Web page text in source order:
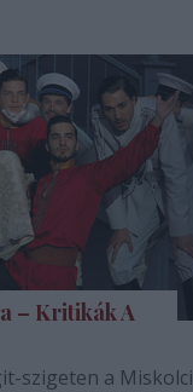
– Kritikák A
szigeten a Miskolci